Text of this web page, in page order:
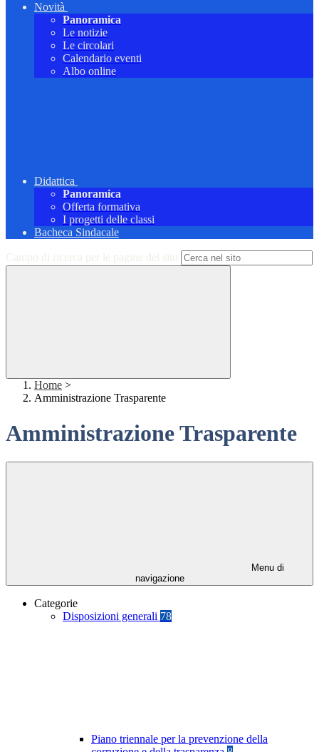
Novità
Panoramica
Le notizie
Le circolari
Calendario eventi
Albo online
Didattica
Panoramica
Offerta formativa
I progetti delle classi
Bacheca Sindacale
Campo di ricerca per le pagine del sito
Home >
Amministrazione Trasparente
Amministrazione Trasparente
Menu di
navigazione
Categorie
Disposizioni generali 78
Piano triennale per la prevenzione della